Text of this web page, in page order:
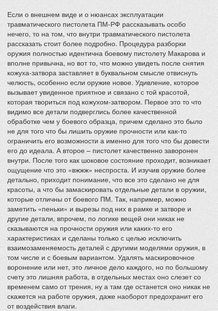
Если о внешнем виде и о нюансах эксплуатации
травматического пистолета ПМ-РФ рассказывать особо
нечего, то на том, что внутри травматического пистолета
рассказать стоит более подробно. Процедура разборки
оружия полностью идентична боевому пистолету Макарова и
вполне привычна, но вот то, что можно увидеть после снятия
кожуха-затвора заставляет в буквальном смысле отвиснуть
челюсть, особенно если оружие новое. Удивление, которое
вызывает увиденное приятное и связано с той красотой,
которая твориться под кожухом-затвором. Первое это то что
видимо все детали подверглись более качественной
обработке чем у боевого образца, причем сделано это было
не для того что бы лишить оружие прочности или как-то
ограничить его возможности а именно для того что бы довести
его до идеала. А второе – пистолет качественно заворонен
внутри. После того как шоковое состояние проходит, возникает
ощущение что это «вжжж» неспроста. И изучив оружие более
детально, приходит понимание, что все это сделано не для
красоты, а что бы замаскировать отдельные детали в оружии,
которые отличны от боевого ПМ. Так, например, можно
заметить «пеньки» и вырезы под них в рамке и затворе и
другие детали, впрочем, по логике вещей они никак не
сказываются на прочности оружия или каких-то его
характеристиках и сделаны только с целью исключить
взаимозаменяемость деталей с другими моделями оружия, в
том числе и с боевым вариантом. Удалять маскировочное
воронение или нет, это личное дело каждого, но по большому
счету это лишняя работа, в отдельных местах оно слезет со
временем само от трения, ну а там где останется оно никак не
скажется на работе оружия, даже наоборот предохранит его
от воздействия влаги.